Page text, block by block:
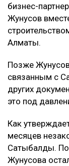
бизнес-
Жунусов
Алматы.
Позже
связанным с
других
это под
Как
месяцев
Сатыбалды.
Жунусова